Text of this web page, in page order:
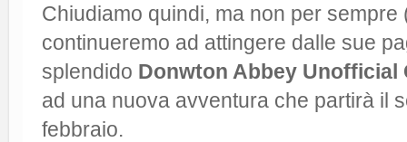
Chiudiamo quindi, ma non per
continueremo ad attingere dalle sue
splendido Donwton Abbey Unofficial
ad una nuova avventura che partirà il
febbraio.